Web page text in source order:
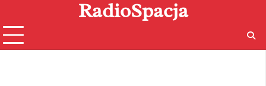
content
RadioSpacja